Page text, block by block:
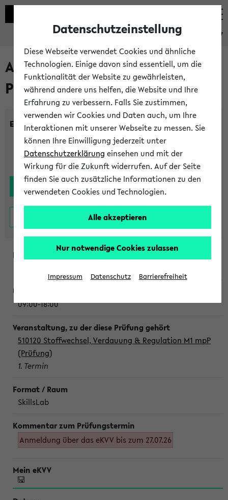
eKVV
Alle noch stattfindenden
Prüfungen
Einrichtung:
09:00-18:00
510120 Stoffwechsel, Verdauung & Regulation M1 mpP
(Prüfung)
1. Termin
SkillsLab
Anmeldung über das eKVV bis zum 27.07.26
Datenschutzeinstellung
Diese Webseite verwendet Cookies und ähnliche
Technologien. Einige davon sind essentiell, um die
Funktionalität der Website zu gewährleisten,
während andere uns helfen, die Website und Ihre
Erfahrung zu verbessern. Falls Sie zustimmen,
verwenden wir Cookies und Daten auch, um Ihre
Interaktionen mit unserer Webseite zu messen. Sie
können Ihre Einwilligung jederzeit unter
Datenschutzerklärung einsehen und mit der
Wirkung für die Zukunft widerrufen. Auf der Seite
finden Sie auch zusätzliche Informationen zu den
verwendeten Cookies und Technologien.
Alle akzeptieren
Nur notwendige Cookies zulassen
Impressum Datenschutz Barrierefreiheit